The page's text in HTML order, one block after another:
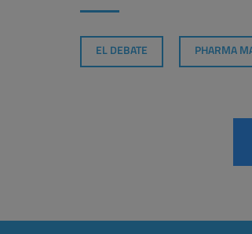
EL DEBATE PHARMA